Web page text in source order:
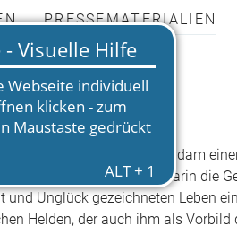
PRESSEMATERIALIEN
Querido Verlag in Amsterdam
Bruno Frank erzählt darin die
und Unglück gezeichneten Leben
Helden, der auch ihm als